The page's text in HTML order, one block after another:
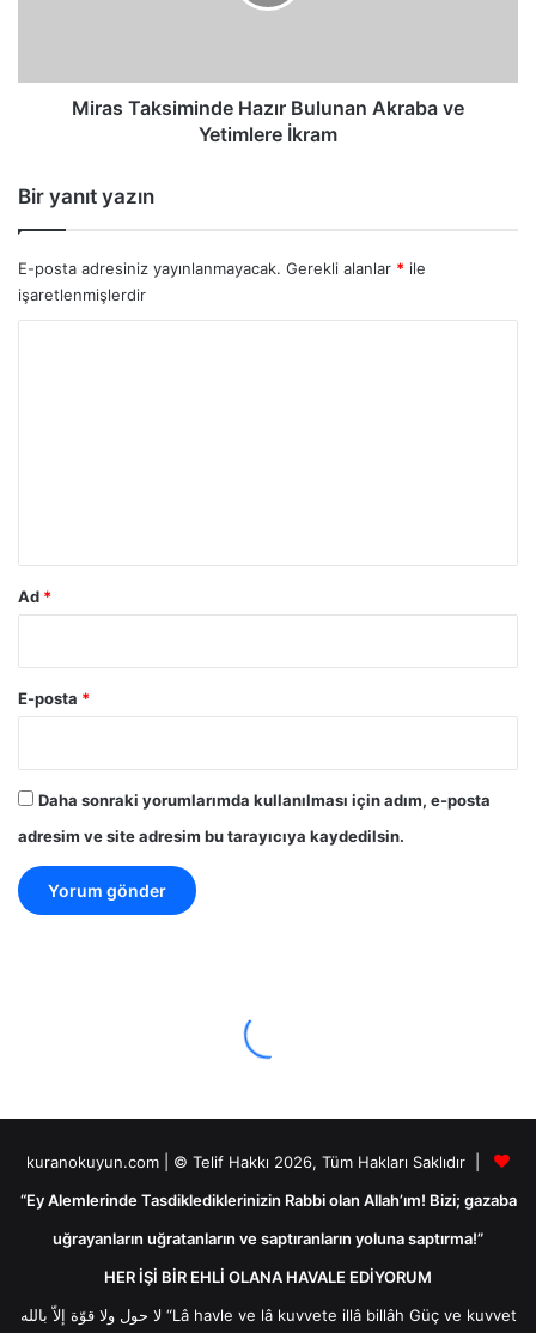
Miras Taksiminde Hazır Bulunan Akraba ve
Yetimlere İkram
Bir yanıt yazın
E-posta adresiniz yayınlanmayacak. Gerekli alanlar * ile
işaretlenmişlerdir
Ad *
E-posta *
Daha sonraki yorumlarımda kullanılması için adım, e-posta
adresim ve site adresim bu tarayıcıya kaydedilsin.
kuranokuyun.com | © Telif Hakkı 2026, Tüm Hakları Saklıdır |
“Ey Alemlerinde Tasdiklediklerinizin Rabbi olan Allah’ım! Bizi; gazaba
uğrayanların uğratanların ve saptıranların yoluna saptırma!”
HER İŞİ BİR EHLİ OLANA HAVALE EDİYORUM
لا حول ولا قوّة إلاّ بالله “Lâ havle ve lâ kuvvete illâ billâh Güç ve kuvvet